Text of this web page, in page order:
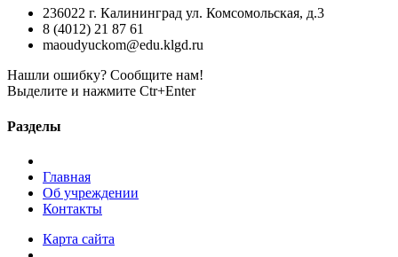
236022 г. Калининград ул. Комсомольская, д.3
8 (4012) 21 87 61
maoudyuckom@edu.klgd.ru
Нашли ошибку? Сообщите нам!
Выделите и нажмите Ctr+Enter
Разделы
Главная
Об учреждении
Контакты
Карта сайта